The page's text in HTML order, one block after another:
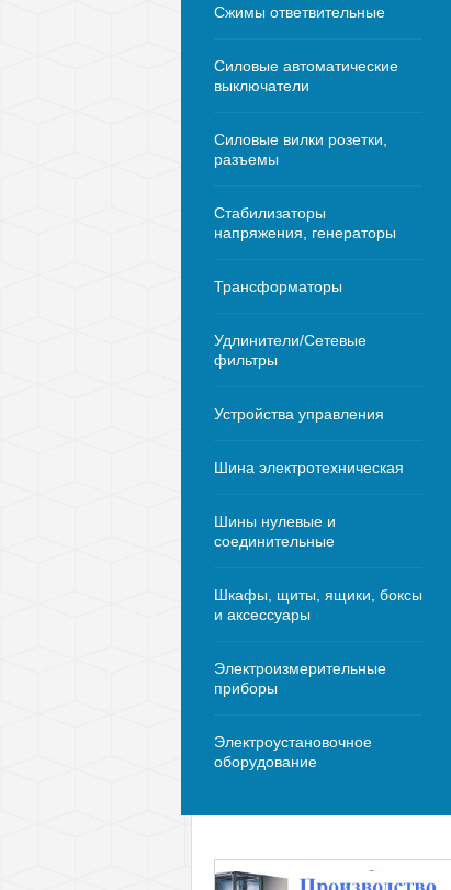
Сжимы ответвительные
Силовые автоматические
выключатели
Силовые вилки розетки,
разъемы
Стабилизаторы
напряжения, генераторы
Трансформаторы
Удлинители/Сетевые
фильтры
Устройства управления
Шина электротехническая
Шины нулевые и
соединительные
Шкафы, щиты, ящики, боксы
и аксессуары
Электроизмерительные
приборы
Электроустановочное
оборудование